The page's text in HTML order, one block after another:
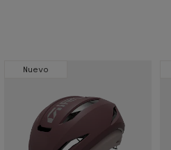
Nuevo